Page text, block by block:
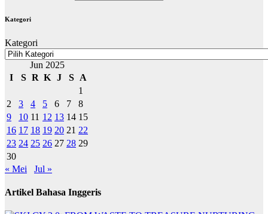
Kategori
Kategori
Jun 2025
I
S R K J S
A
1
2
3 4 5 6 7
8
9
10 11 12 13 14 15
16 17 18 19 20 21 22
23 24 25 26 27 28 29
30
« Mei
Jul »
Artikel Bahasa Inggeris